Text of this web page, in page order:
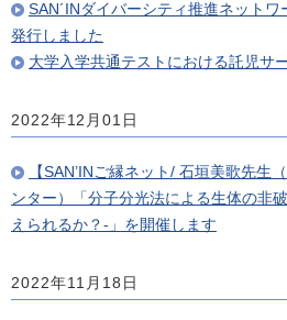
SAN´INダイバーシティ推進ネッ
発行しました
大学入学共通テストにおける託児サ
2022年12月01日
【SAN’INご縁ネット/ 石垣美歌先生
ンター）「分子分光法による生体の非
えられるか？-」を開催します
2022年11月18日